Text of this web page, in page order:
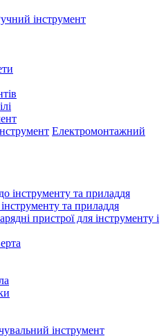
інструмент
Електромонтажний
та приладдя
пристрої для інструменту і